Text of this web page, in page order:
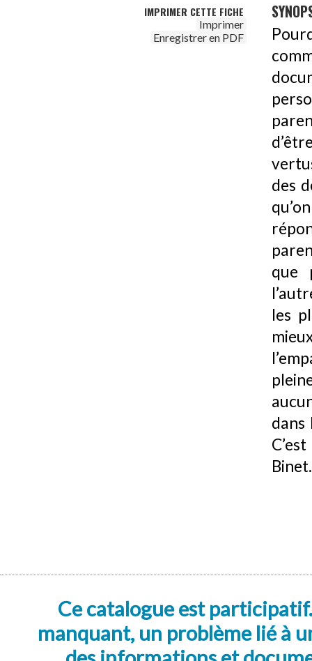
IMPRIMER CETTE FICHE
Imprimer
Enregistrer en PDF
des
que
les
dans
Binet.
Ce catalogue est
manquant, un problème lié à